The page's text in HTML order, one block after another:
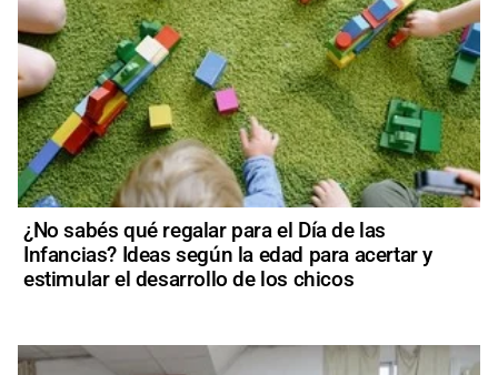
¿No sabés qué regalar para el Día de las
Infancias? Ideas según la edad para acertar y
estimular el desarrollo de los chicos